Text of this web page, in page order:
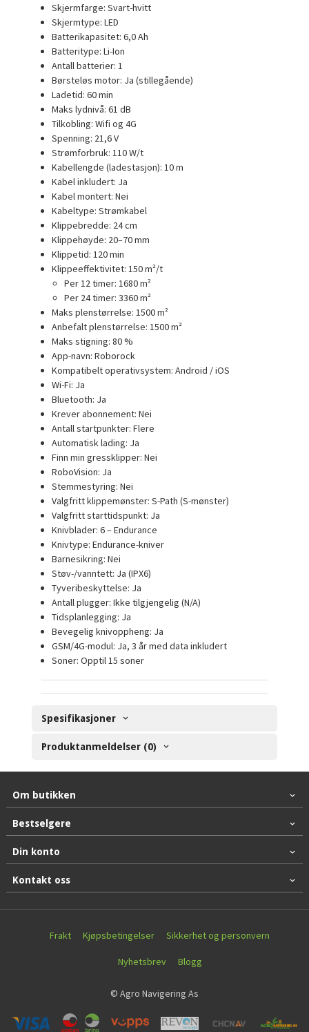
Skjermfarge: Svart-hvitt
Skjermtype: LED
Batterikapasitet: 6,0 Ah
Batteritype: Li-Ion
Antall batterier: 1
Børsteløs motor: Ja (stillegående)
Ladetid: 60 min
Maks lydnivå: 61 dB
Tilkobling: Wifi og 4G
Spenning: 21,6 V
Strømforbruk: 110 W/t
Kabellengde (ladestasjon): 10 m
Kabel inkludert: Ja
Kabel montert: Nei
Kabeltype: Strømkabel
Klippebredde: 24 cm
Klippehøyde: 20–70 mm
Klippetid: 120 min
Klippeeffektivitet: 150 m²/t
Per 12 timer: 1680 m²
Per 24 timer: 3360 m²
Maks plenstørrelse: 1500 m²
Anbefalt plenstørrelse: 1500 m²
Maks stigning: 80 %
App-navn: Roborock
Kompatibelt operativsystem: Android / iOS
Wi-Fi: Ja
Bluetooth: Ja
Krever abonnement: Nei
Antall startpunkter: Flere
Automatisk lading: Ja
Finn min gressklipper: Nei
RoboVision: Ja
Stemmestyring: Nei
Valgfritt klippemønster: S-Path (S-mønster)
Valgfritt starttidspunkt: Ja
Knivblader: 6 – Endurance
Knivtype: Endurance-kniver
Barnesikring: Nei
Støv-/vanntett: Ja (IPX6)
Tyveribeskyttelse: Ja
Antall plugger: Ikke tilgjengelig (N/A)
Tidsplanlegging: Ja
Bevegelig knivoppheng: Ja
GSM/4G-modul: Ja, 3 år med data inkludert
Soner: Opptil 15 soner
Spesifikasjoner
Produktanmeldelser (0)
Om butikken
Bestselgere
Din konto
Kontakt oss
Frakt Kjøpsbetingelser Sikkerhet og personvern
Nyhetsbrev Blogg
© Agro Navigering As